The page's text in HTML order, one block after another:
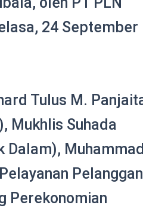
24 September
Tulus M.
Mukhlis Suhada
Dalam),
Perekonomian